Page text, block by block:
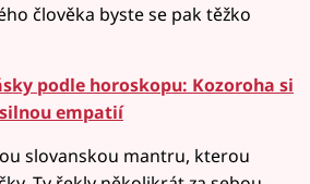
člověka byste se pak těžko
podle horoskopu: Kozoroha si
empatií
slovanskou mantru, kterou